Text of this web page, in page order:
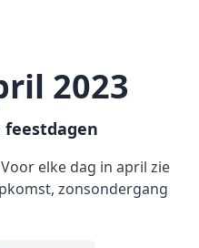
2023
elke dag in april zie
zonsondergang